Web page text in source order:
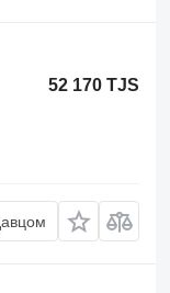
52 170 TJS